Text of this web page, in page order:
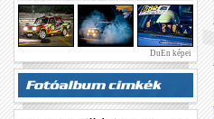
DuEn képei